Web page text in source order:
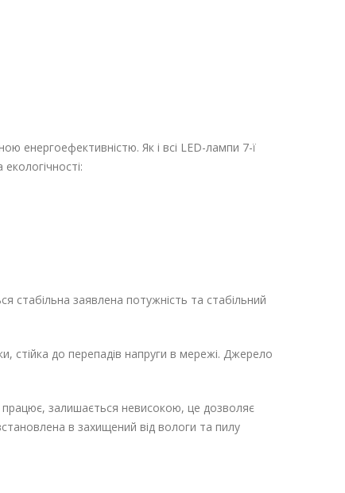
енергоефективністю. Як і всі LED-лампи 7-ї
стабільна заявлена потужність та стабільний
стійка до перепадів напруги в мережі. Джерело
залишається невисокою, це дозволяє
в захищений від вологи та пилу